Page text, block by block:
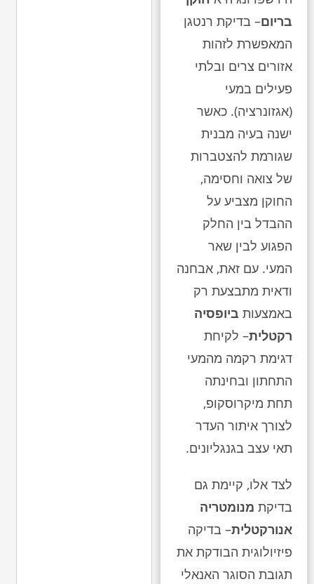
בריום– בדיקת רנטגן
המאפשרת לזהות
אזורים צרים ובלתי
פעילים במעי
(אגזונרציה). כאשר
ישנה בעיה מבנית
שגורמת להצטברות
של צואה וחסימה,
החוקן מצביע על
ההבדל בין החלק
הפגוע לבין שאר
המעי. עם זאת, אבחנה
ודאית מתבצעת רק
באמצעות ביופסיה
רקטלית– לקיחת
דגימת רקמה מהמעי
התחתון ובחינתה
תחת מיקרוסקופ,
לצורך איתור העדר
תאי עצב בגנגליונים.
לצד אלו, קיימת גם
בדיקת מנומטריה
אנורקטלית– בדיקה
פיזיולוגית הבודקת את
תגובת הסוגר האנאלי